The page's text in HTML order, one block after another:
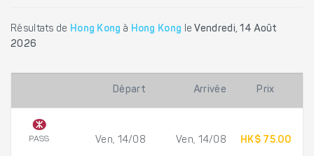
Résultats de Hong Kong à Hong Kong le Vendredi, 14 Août
2026
Départ Arrivée Prix
PASS Ven, 14/08 Ven, 14/08 HK$ 75.00